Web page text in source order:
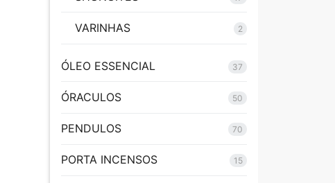
VARINHAS 2
ÓLEO ESSENCIAL 37
ÓRACULOS 50
PENDULOS 70
PORTA INCENSOS 15